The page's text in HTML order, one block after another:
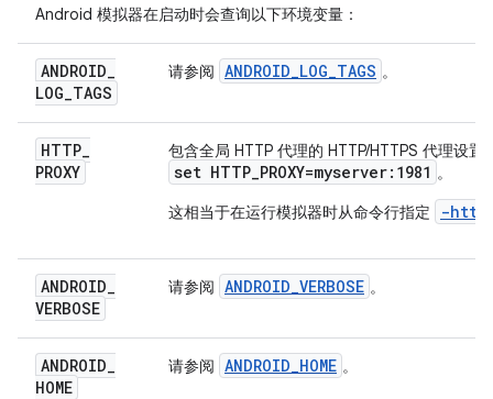
Android 模拟器在启动时会查询以下环境变量：
ANDROID_
LOG_TAGS
请参阅 ANDROID_LOG_TAGS 。
HTTP_
PROXY
包含全局 HTTP 代理的 HTTP/HTTPS 代理设
set HTTP_PROXY=myserver:1981 。
这相当于在运行模拟器时从命令行指定
-
ANDROID_
VERBOSE
请参阅 ANDROID_VERBOSE 。
ANDROID_
HOME
请参阅 ANDROID_HOME 。